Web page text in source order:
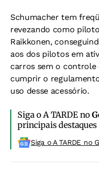
Schumacher tem
revezando como
Raikkonen,
aos dos pilotos em
carros sem o
cumprir o
uso desse acessório.
Siga o A TARDE no
principais destaques
Siga o A TARDE no